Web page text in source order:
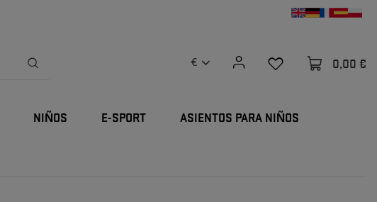
€ 0,00 €
NIÑOS E-SPORT ASIENTOS PARA NIÑOS